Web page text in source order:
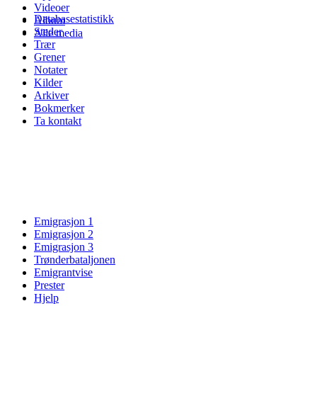
Videoer
Album
Alle media
Databasestatistikk
Steder
Trær
Grener
Notater
Kilder
Arkiver
Bokmerker
Ta kontakt
Emigrasjon 1
Emigrasjon 2
Emigrasjon 3
Trønderbataljonen
Emigrantvise
Prester
Hjelp